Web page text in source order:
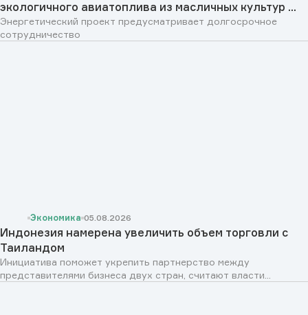
экологичного авиатоплива из масличных культур ...
Энергетический проект предусматривает долгосрочное
сотрудничество
Экономика 05.08.2026
Индонезия намерена увеличить объем торговли с
Таиландом
Инициатива поможет укрепить партнерство между
представителями бизнеса двух стран, считают власти...